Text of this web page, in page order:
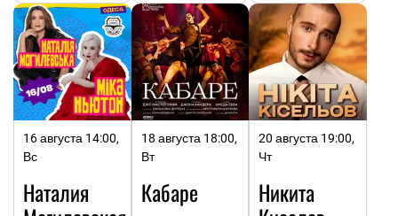
16 августа 14:00,
Вс
Наталия
18 августа 18:00,
Вт
Кабаре
20 августа 19:00,
Чт
Никита